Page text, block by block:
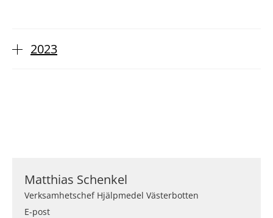
2023
Matthias Schenkel
Verksamhetschef Hjälpmedel Västerbotten
E-post